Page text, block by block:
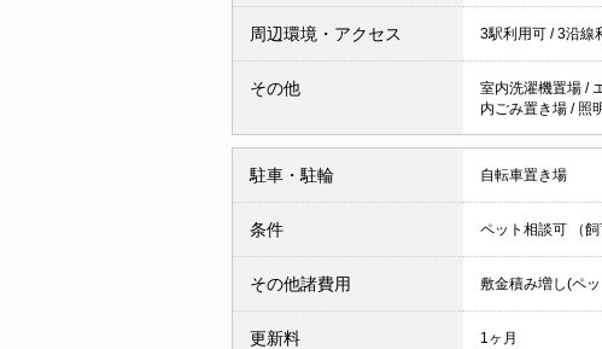
周辺環境・アクセス 3駅利用可 /3沿線
その他 室内洗濯機置場 /
内ごみ置き場 / 照
駐車・駐輪 自転車置き場
条件 ペット相談可 （
その他諸費用 敷金積み増し(ペ
更新料 1ヶ月